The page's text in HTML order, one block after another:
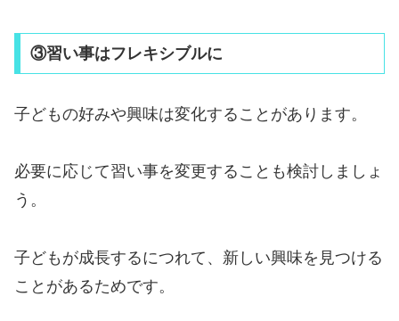
③習い事はフレキシブルに
子どもの好みや興味は変化することがあります。
必要に応じて習い事を変更することも検討しましょ
う。
子どもが成長するにつれて、新しい興味を見つける
ことがあるためです。